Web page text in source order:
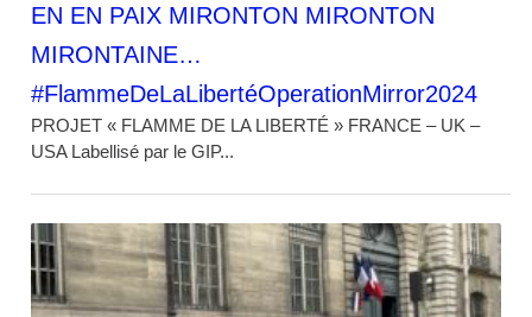
EN EN PAIX MIRONTON MIRONTON
MIRONTAINE…
#FlammeDeLaLibertéOperationMirror2024
PROJET « FLAMME DE LA LIBERTÉ » FRANCE – UK –
USA Labellisé par le GIP...